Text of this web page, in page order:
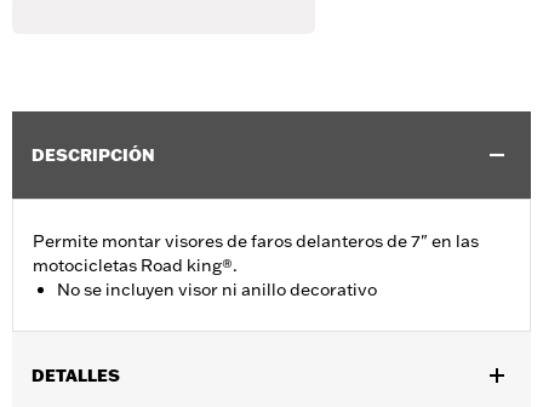
DESCRIPCIÓN
Permite montar visores de faros delanteros de 7" en las
motocicletas Road king®.
No se incluyen visor ni anillo decorativo
DETALLES